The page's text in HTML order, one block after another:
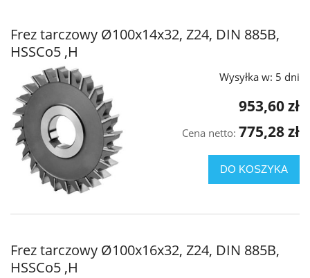
Frez tarczowy Ø100x14x32, Z24, DIN 885B,
HSSCo5 ,H
Wysyłka w: 5 dni
953,60 zł
Cena netto: 775,28 zł
DO KOSZYKA
Frez tarczowy Ø100x16x32, Z24, DIN 885B,
HSSCo5 ,H